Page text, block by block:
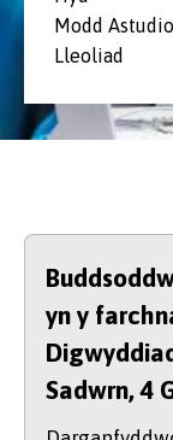
Modd Astudio
Lleoliad
yn y
Sadwrn, 4